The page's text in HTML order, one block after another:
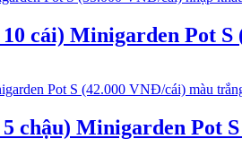
cái) Minigarden Pot S
Minigarden Pot